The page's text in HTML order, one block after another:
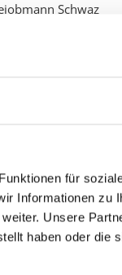
für
Informationen zu
Unsere
haben oder die
Schwaz
erhalten